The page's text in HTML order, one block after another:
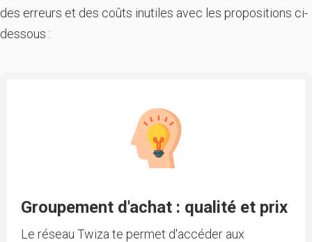
des erreurs et des coûts inutiles avec les propositions ci-
dessous :
Groupement d'achat : qualité et prix
Le réseau Twiza te permet d'accéder aux